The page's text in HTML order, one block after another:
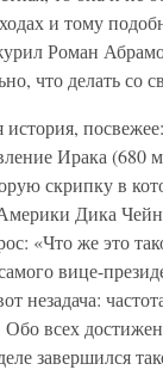
и тому
Роман
что делать со
история,
Ирака (680
скрипку в
Дика
«Что же это
вице-
незадача:
Обо всех
завершился